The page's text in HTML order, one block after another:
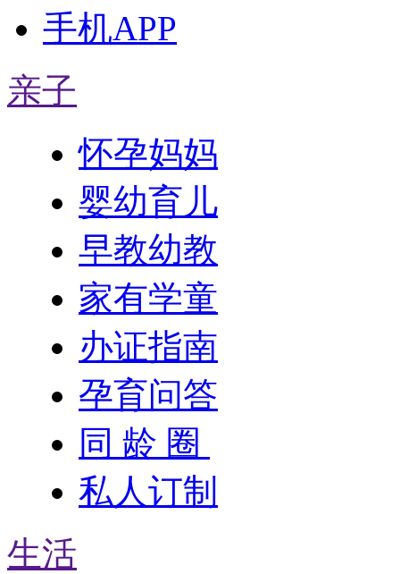
手机APP
亲子
怀孕妈妈
婴幼育儿
早教幼教
家有学童
办证指南
孕育问答
同 龄 圈
私人订制
生活